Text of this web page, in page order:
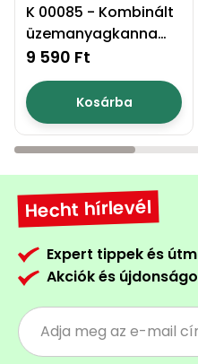
K 00085 - Kombinált
üzemanyagkanna
6+2,5 l
9 590 Ft
Kosárba
Hecht hírlevél
Expert tippek és
Akciók és